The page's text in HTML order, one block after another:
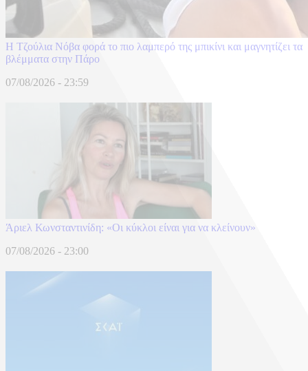
Η Τζούλια Νόβα φορά το πιο λαμπερό της μπικίνι και μαγνητίζει τα
βλέμματα στην Πάρο
07/08/2026 - 23:59
Άριελ Κωνσταντινίδη: «Oι κύκλοι είναι για να κλείνουν»
07/08/2026 - 23:00